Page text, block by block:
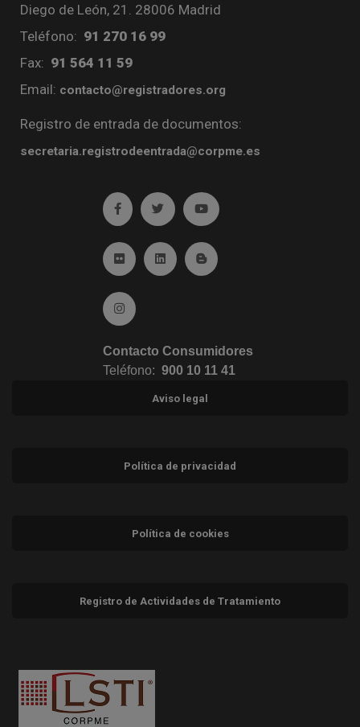
Diego de León, 21. 28006 Madrid
Teléfono: 91 270 16 99
Fax: 91 564 11 59
Email: contacto@registradores.org
Registro de entrada de documentos:
secretaria.registrodeentrada@corpme.es
Ir a facebook (abre en ventana nueva)
Ir a twitter (abre en ventana nueva)
Ir a YouTube (abre en
Ir a Flickr (abre en ventana nueva)
Ir a Linkedin (abre en ventana nueva)
Ir al Blog (abre en ventana
Ir a Instagram (abre en ventana nueva)
Contacto Consumidores
Teléfono: 900 10 11 41
Aviso legal
Política de privacidad
Política de cookies
Registro de Actividades de Tratamiento